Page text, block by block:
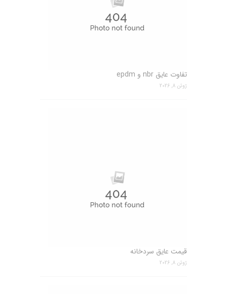
تفاوت عایق nbr و epdm
ژوئن 8, 2026
قیمت عایق سردخانه
ژوئن 8, 2026